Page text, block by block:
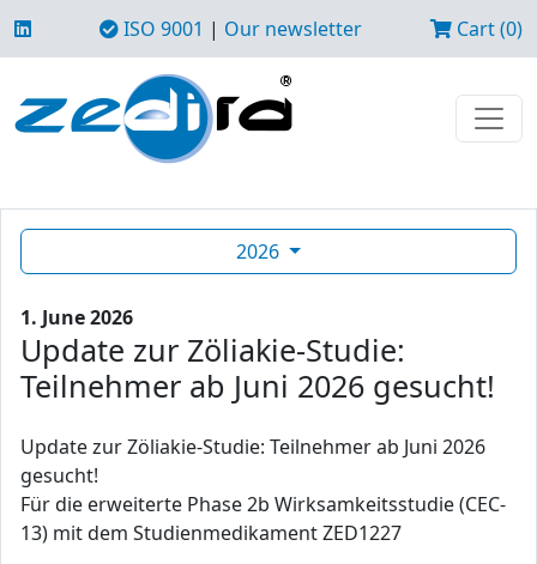
ISO 9001 | Our newsletter Cart (0)
2026
1. June 2026
Update zur Zöliakie-Studie:
Teilnehmer ab Juni 2026 gesucht!
Update zur Zöliakie-Studie: Teilnehmer ab Juni 2026
gesucht!
Für die erweiterte Phase 2b Wirksamkeitsstudie (CEC-
13) mit dem Studienmedikament ZED1227